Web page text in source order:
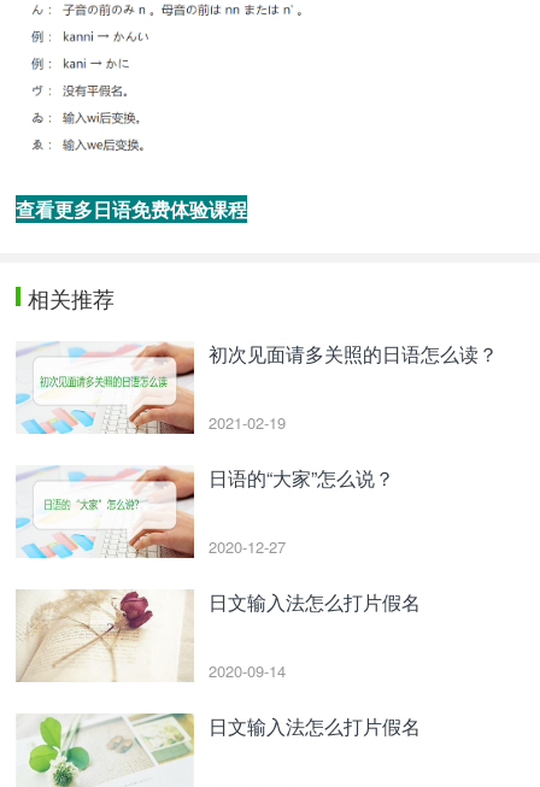
查看更多日语免费体验课程
相关推荐
初次见面请多关照的日语怎么读？
2021-02-19
日语的“大家”怎么说？
2020-12-27
日文输入法怎么打片假名
2020-09-14
日文输入法怎么打片假名